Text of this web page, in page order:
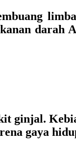
darah
ginjal.
gaya